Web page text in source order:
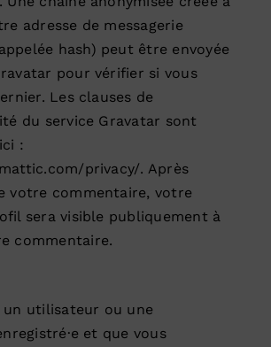
adresse de messagerie
hash) peut être envoyée
pour vérifier si vous
Les clauses de
du service Gravatar sont
:
privacy/. Après
votre commentaire, votre
sera visible publiquement à
commentaire.
un utilisateur ou une
et que vous